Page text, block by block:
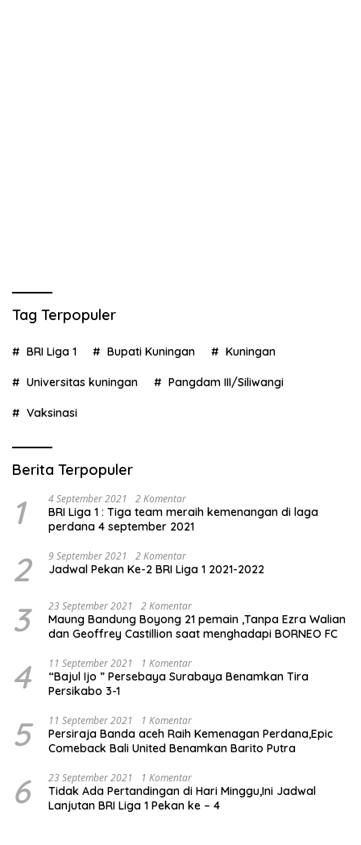
Tag Terpopuler
BRI Liga 1 Bupati Kuningan Kuningan
Universitas kuningan Pangdam III/Siliwangi
Vaksinasi
Berita Terpopuler
1 4 September 2021 2 Komentar
BRI Liga 1 : Tiga team meraih kemenangan di laga
perdana 4 september 2021
2 9 September 2021 2 Komentar
Jadwal Pekan Ke-2 BRI Liga 1 2021-2022
3 23 September 2021 2 Komentar
Maung Bandung Boyong 21 pemain ,Tanpa Ezra Walian
dan Geoffrey Castillion saat menghadapi BORNEO FC
4 11 September 2021 1 Komentar
“Bajul Ijo ” Persebaya Surabaya Benamkan Tira
Persikabo 3-1
5 11 September 2021 1 Komentar
Persiraja Banda aceh Raih Kemenagan Perdana,Epic
Comeback Bali United Benamkan Barito Putra
6 23 September 2021 1 Komentar
Tidak Ada Pertandingan di Hari Minggu,Ini Jadwal
Lanjutan BRI Liga 1 Pekan ke – 4